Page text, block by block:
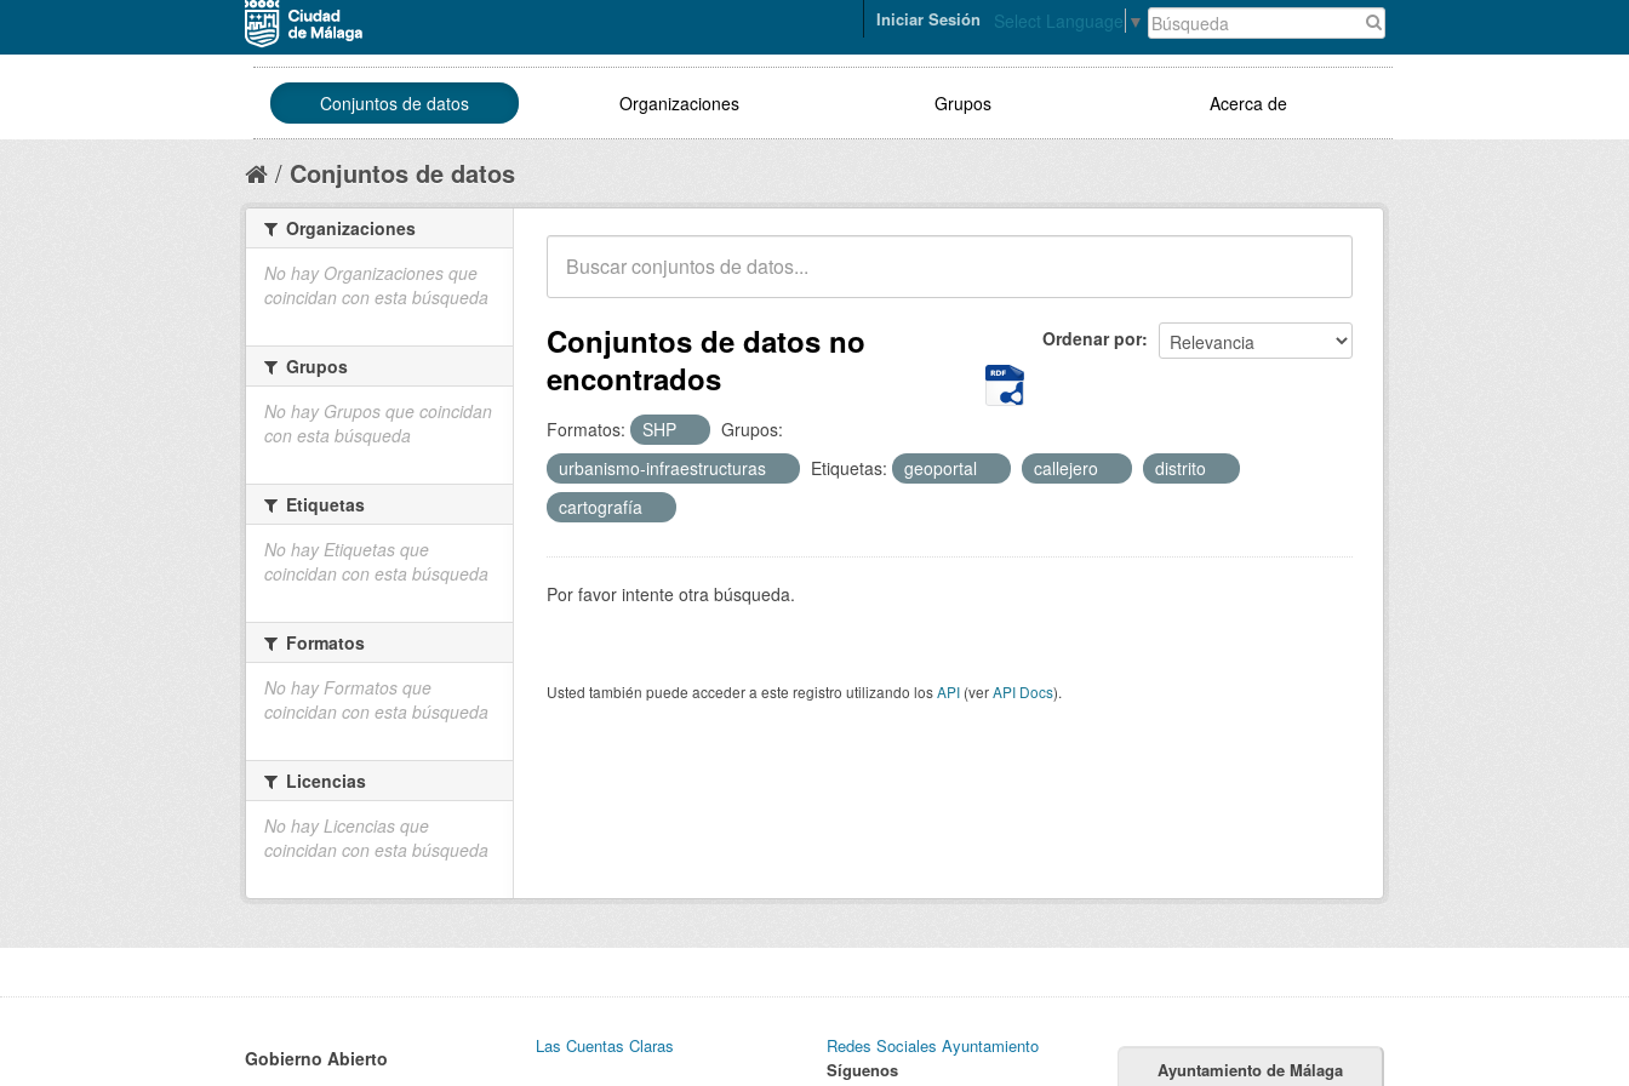
Select Language ▼
Iniciar Sesión
Conjuntos de datos Organizaciones Grupos Acerca de
Conjuntos de datos
Ordenar por
Conjuntos de datos no
encontrados
Formatos: SHP
Grupos:
urbanismo-infraestructuras
Etiquetas: geoportal callejero
distrito
cartografía
Por favor intente otra búsqueda.
Usted también puede acceder a este registro utilizando losAPI (verAPI Docs).
Organizaciones
No hay Organizaciones que
coincidan con esta búsqueda
Grupos
No hay Grupos que coincidan
con esta búsqueda
Etiquetas
No hay Etiquetas que
coincidan con esta búsqueda
Formatos
No hay Formatos que
coincidan con esta búsqueda
Licencias
No hay Licencias que
coincidan con esta búsqueda
Gobierno Abierto
Las Cuentas Claras
Redes Sociales Ayuntamiento
Síguenos
Ayuntamiento de Málaga